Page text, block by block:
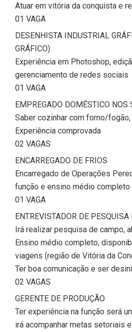
Atuar em vitória da conquista e
01 VAGA
DESENHISTA INDUSTRIAL
GRÁFICO)
Experiência em Photoshop,
gerenciamento de redes sociais
01 VAGA
EMPREGADO DOMÉSTICO NOS
Saber cozinhar com forno/fogão,
Experiência comprovada
02 VAGAS
ENCARREGADO DE FRIOS
Encarregado de Operações
função e ensino médio completo
01 VAGA
ENTREVISTADOR DE
Irá realizar pesquisa de campo,
Ensino médio completo,
viagens (região de Vitória da
Ter boa comunicação e ser
02 VAGAS
GERENTE DE PRODUÇÃO
Ter experiência na função será
irá acompanhar metas setoriais